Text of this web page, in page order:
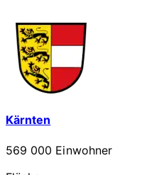
Kärnten
569 000 Einwohner